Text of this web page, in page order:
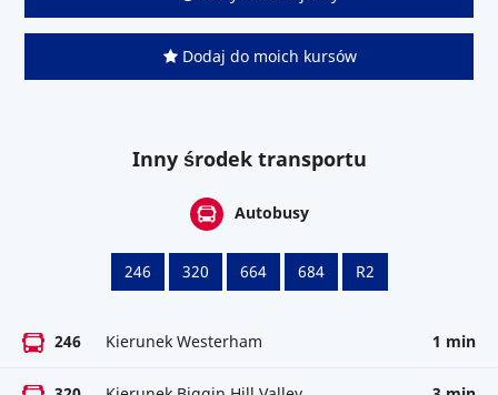
Dodaj do moich kursów
Inny środek transportu
Autobusy
246 320 664 684 R2
246 Kierunek Westerham 1 min